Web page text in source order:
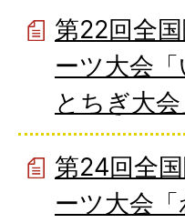
第22回全
ーツ大会
とちぎ大会
第24回全
ーツ大会